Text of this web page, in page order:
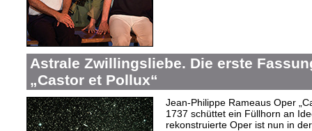
Astrale Zwillingsliebe. Die erste
„Castor et Pollux“
Jean-Philippe Rameaus Oper
1737 schüttet ein Füllhorn an
rekonstruierte Oper ist nun in